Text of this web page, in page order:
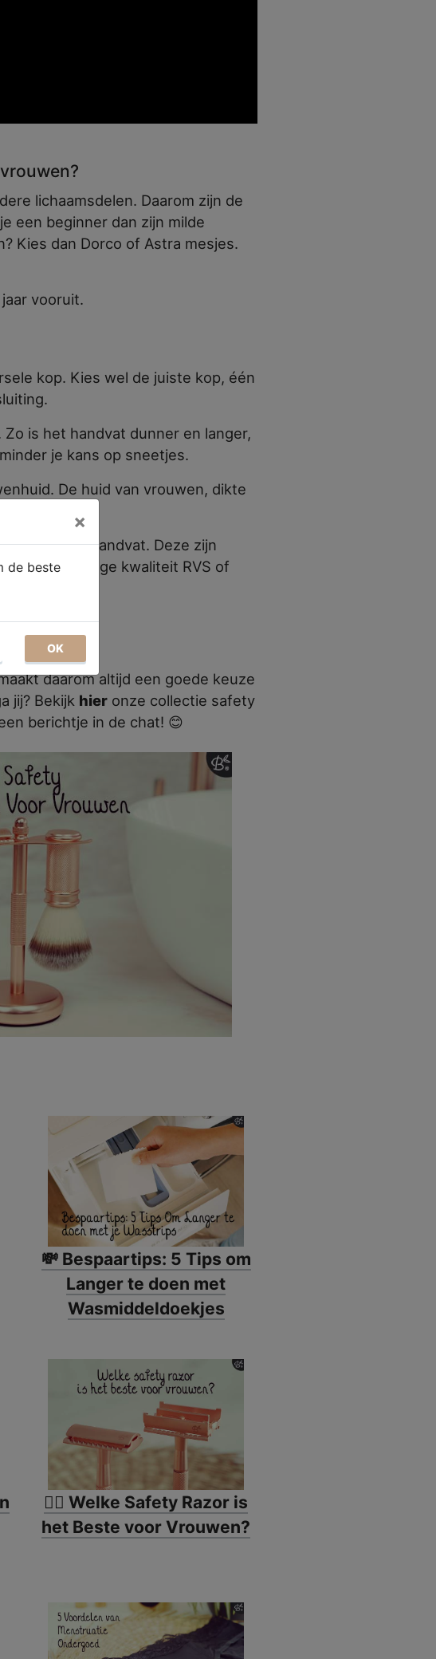
lichaamsdelen. Daarom zijn de
een beginner dan zijn milde
Kies dan Dorco of Astra mesjes.
vooruit.
kop. Kies wel de juiste kop, één
is het handvat dunner en langer,
je kans op sneetjes.
De huid van vrouwen, dikte
aluminium handvat. Deze zijn
van hoge kwaliteit RVS of
daarom altijd een goede keuze
jij? Bekijk hieronze collectie safety
berichtje in de chat! 😊
💸 Bespaartips: 5 Tips om
Langer te doen met
Wasmiddeldoekjes
🙋‍♀️ Welke Safety Razor is
het Beste voor Vrouwen?
×
de beste
OK